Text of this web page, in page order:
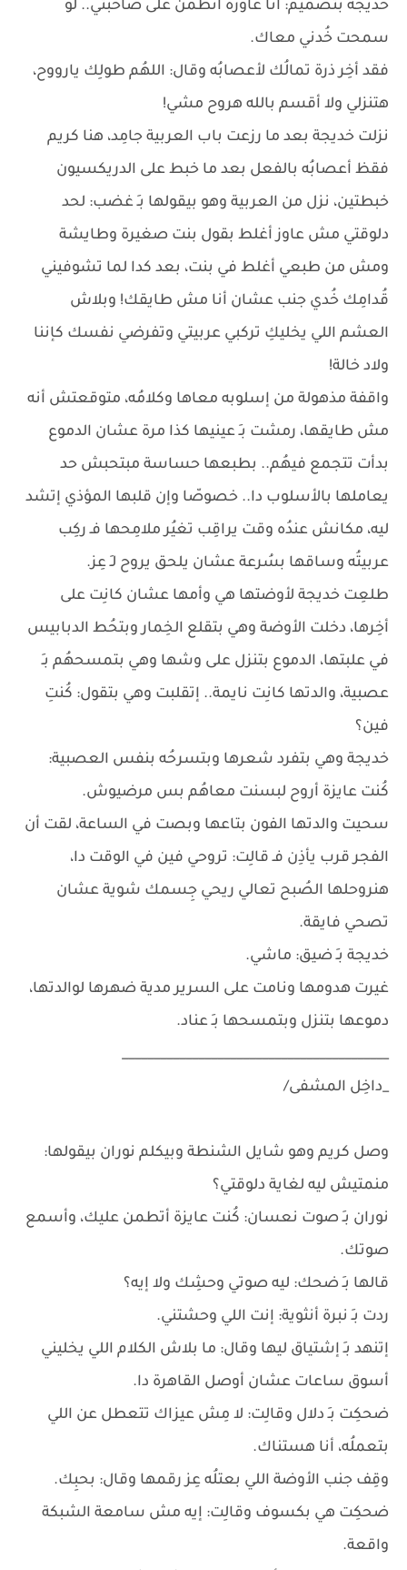
خديجة بتصميم: أنا عاوزة أتطمن على صاحبتي.. لو
سمحت خُدني معاك.
فقد أخِر ذرة تمالُك لأعصابُه وقال: اللهُم طولِك يارووح،
هتنزلي ولا أقسم بالله هروح مشي!
نزلت خديجة بعد ما رزعت باب العربية جامِد، هنا كريم
فقظ أعصابُه بالفعل بعد ما خبط على الدريكسيون
خبطتين، نزل من العربية وهو بيقولها بـِ غضب: لحد
دلوقتي مش عاوز أغلط بقول بنت صغيرة وطايشة
ومش من طبعي أغلط في بنت، بعد كدا لما تشوفيني
قُدامِك خُدي جنب عشان أنا مش طايقك! وبلاش
العشم اللي يخليكِ تركبي عربيتي وتفرضي نفسك كإننا
ولاد خالة!
واقفة مذهولة من إسلوبه معاها وكلامُه، متوقعتش أنه
مش طايقها، رمشت بـِ عينيها كذا مرة عشان الدموع
بدأت تتجمع فيهُم.. بطبعها حساسة مبتحبش حد
يعاملها بالأسلوب دا.. خصوصّا وإن قلبها المؤذي إتشد
ليه، مكانش عندُه وقت يراقِب تغيُر ملامِحها فـ ركِب
عربيتُه وساقها بسُرعة عشان يلحق يروح لـِ عِز.
طلعِت خديجة لأوضتها هي وأمها عشان كانِت على
أخِرها، دخلت الأوضة وهي بتقلع الخِمار وبتحُط الدبابيس
في علبتها، الدموع بتنزل على وشها وهي بتمسحهُم بـِ
عصبية، والدتها كانِت نايمة.. إتقلبت وهي بتقول: كُنتِ
فين؟
خديجة وهي بتفرد شعرها وبتسرحُه بنفس العصبية:
كُنت عايزة أروح لبسنت معاهُم بس مرضيوش.
سحيت والدتها الفون بتاعها وبصت في الساعة، لقت أن
الفجر قرب يأذِن فـ قالِت: تروحي فين في الوقت دا،
هنروحلها الصُبح تعالي ريحي جِسمك شوية عشان
تصحي فايقة.
خديجة بـِ ضيق: ماشي.
غيرت هدومها ونامت على السرير مدية ضهرها لوالدتها،
دموعها بتنزل وبتمسحها بـِ عناد.
__________________________________________
_داخِل المشفى/
وصل كريم وهو شايل الشنطة وبيكلم نوران بيقولها:
منمتيش ليه لغاية دلوقتي؟
نوران بـِ صوت نعسان: كُنت عايزة أتطمن عليك، وأسمع
صوتك.
قالها بـِ ضحك: ليه صوتي وحشِك ولا إيه؟
ردت بـِ نبرة أنثوية: إنت اللي وحشتني.
إتنهد بـِ إشتياق ليها وقال: ما بلاش الكلام اللي يخليني
أسوق ساعات عشان أوصل القاهرة دا.
ضحكِت بـِ دلال وقالِت: لا مِش عيزاك تتعطل عن اللي
بتعملُه، أنا هستناك.
وقِف جنب الأوضة اللي بعتلُه عِز رقمها وقال: بحبِك.
ضحكِت هي بكسوف وقالِت: إيه مش سامعة الشبكة
واقعة.